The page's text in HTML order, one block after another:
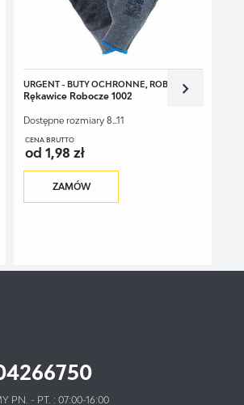
URGENT - BUTY OCHRONNE, ROBOCZE
Rękawice Robocze 1002
Dostępne rozmiary 8...11
CENA BRUTTO
od 1,98 zł
ZAMÓW
PN. - PT. : 07:00-16:00